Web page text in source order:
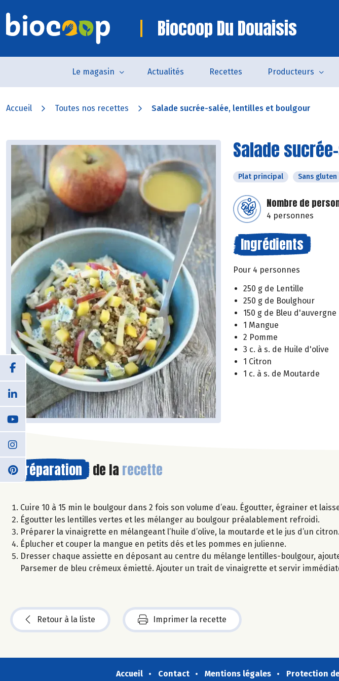
Biocoop Du Douaisis
Le magasin Actualités Recettes Producteurs
Accueil Toutes nos recettes Salade sucrée-salée, lentilles et boulgour
Salade
Plat principal Sans gluten
Nombre de
4 personnes
Ingrédients
Pour 4 personnes
250 g de Lentille
250 g de Boulghour
150 g de Bleu d'auvergne
1 Mangue
2 Pomme
3 c. à s. de Huile d'olive
1 Citron
1 c. à s. de Moutarde
Préparation de la recette
Cuire 10 à 15 min le boulgour dans 2 fois son volume d’eau. Égoutter, égrainer et
Égoutter les lentilles vertes et les mélanger au boulgour préalablement refroidi.
Préparer la vinaigrette en mélangeant l’huile d’olive, la moutarde et le jus d’un citron.
Éplucher et couper la mangue en petits dés et les pommes en julienne.
Dresser chaque assiette en déposant au centre du mélange lentilles-boulgour,
Parsemer de bleu crémeux émietté. Ajouter un trait de vinaigrette et servir
Retour à la liste Imprimer la recette
Accueil Contact Mentions légales Protection